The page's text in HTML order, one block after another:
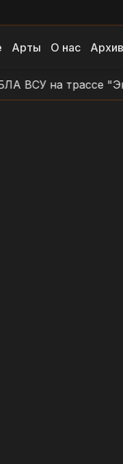
Арты О нас Архив
на трассе